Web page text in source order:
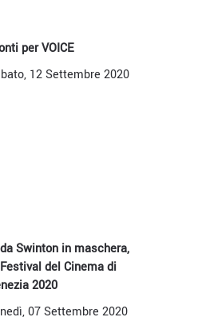
per VOICE
12 Settembre 2020
Swinton in maschera,
del Cinema di
2020
07 Settembre 2020